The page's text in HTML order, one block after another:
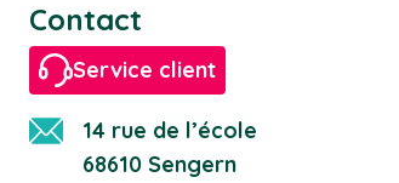
Contact
Service client
14 rue de l’école
68610 Sengern